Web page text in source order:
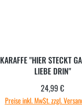
KARAFFE "HIER STECKT
LIEBE DRIN"
Regulärer
24,99 €
Preise inkl. MwSt. zzgl.